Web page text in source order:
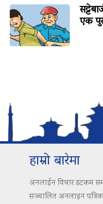
एक
हाम्रो बारेमा
अनलाईन विचार डटकम
सञ्चालित अनलाइन